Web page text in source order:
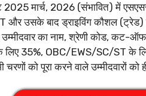
2025 मार्च, 2026 (संभावित) में
और उसके बाद ड्राइविंग कौशल (ट्रेड)
उम्मीदवार का नाम, श्रेणी कोड,
लिए 35%, OBC/EWS/SC/ST के
को पूरा करने वाले उम्मीदवारों को